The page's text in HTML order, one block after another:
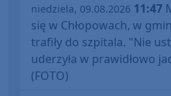
niedziela, 09.08.2026 11:47
się w Chłopowach, w
trafiły do szpitala. "Nie
uderzyła w prawidłowo
(FOTO)